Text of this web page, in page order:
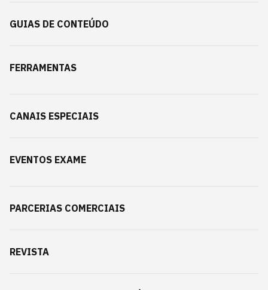
GUIAS DE CONTEÚDO
FERRAMENTAS
CANAIS ESPECIAIS
EVENTOS EXAME
PARCERIAS COMERCIAIS
REVISTA